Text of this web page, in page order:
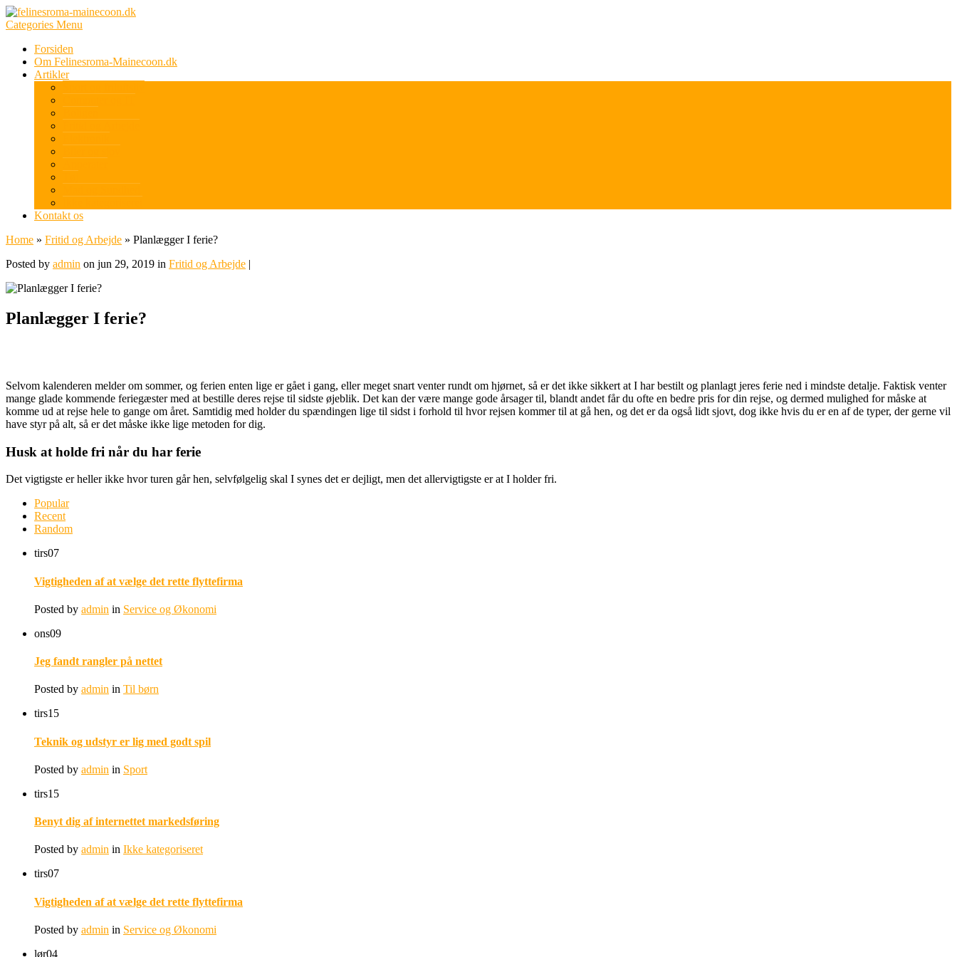
Categories Menu
Forsiden
Om Felinesroma-Mainecoon.dk
Artikler
Kontakt os
Home » Fritid og Arbejde » Planlægger I ferie?
Posted by admin on jun 29, 2019 in Fritid og Arbejde |
Planlægger I ferie?
Selvom kalenderen melder om sommer, og ferien enten lige er gået i gang, eller meget snart venter rundt om hjørnet, så er det ikke sikkert at I har bestilt og planlagt jeres ferie ned i mindste detalje. Faktisk venter
mange glade kommende feriegæster med at bestille deres rejse til sidste øjeblik. Det kan der være mange gode årsager til, blandt andet får du ofte en bedre pris for din rejse, og dermed mulighed for måske at
komme ud at rejse hele to gange om året. Samtidig med holder du spændingen lige til sidst i forhold til hvor rejsen kommer til at gå hen, og det er da også lidt sjovt, dog ikke hvis du er en af de typer, der gerne vil
have styr på alt, så er det måske ikke lige metoden for dig.
Husk at holde fri når du har ferie
Det vigtigste er heller ikke hvor turen går hen, selvfølgelig skal I synes det er dejligt, men det allervigtigste er at I holder fri.
Popular
Recent
Random
tirs07
Vigtigheden af at vælge det rette flyttefirma
Posted by admin in Service og Økonomi
ons09
Jeg fandt rangler på nettet
Posted by admin in Til børn
tirs15
Teknik og udstyr er lig med godt spil
Posted by admin in Sport
tirs15
Benyt dig af internettet markedsføring
Posted by admin in Ikke kategoriseret
tirs07
Vigtigheden af at vælge det rette flyttefirma
Posted by admin in Service og Økonomi
lør04